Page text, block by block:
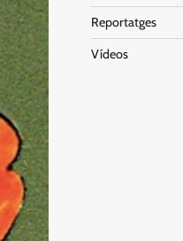
Reportatges
Vídeos